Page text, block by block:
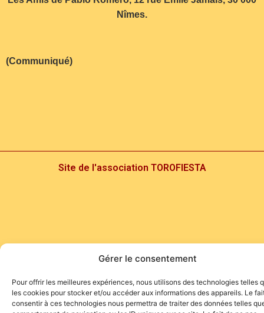
Gérer le consentement
Pour offrir les meilleures expériences, nous utilisons des technologies telles
les cookies pour stocker et/ou accéder aux informations des appareils. Le
consentir à ces technologies nous permettra de traiter des données telles
Nîmes.
(Communiqué)
Site de l'association TOROFIESTA